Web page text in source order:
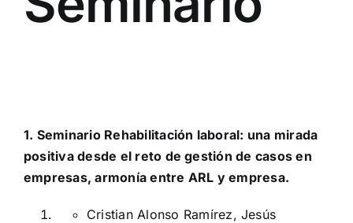
1. Seminario Rehabilitación laboral: una mirada
positiva desde el reto de gestión de casos en
empresas, armonía entre ARL y empresa.
Cristian Alonso Ramírez, Jesús